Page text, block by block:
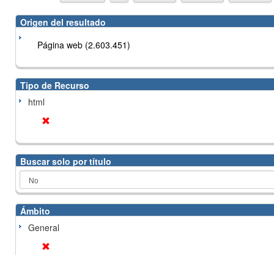
Origen del resultado
Página web (2.603.451)
Tipo de Recurso
html
Buscar solo por título
Ámbito
General